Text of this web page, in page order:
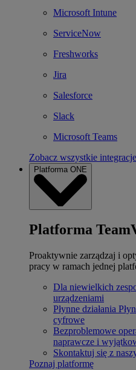
Microsoft Intune
ServiceNow
Freshworks
Jira
Salesforce
Slack
Microsoft Teams
Zobacz wszystkie integracje
Platforma ONE
Platforma
Proaktywnie zarządzaj i
pracy w ramach jednej
Dla niewielkich
urządzeniami
Płynne działania
cyfrowe
Bezproblemowe
naprawcze i
Skontaktuj się z
Poznaj platformę